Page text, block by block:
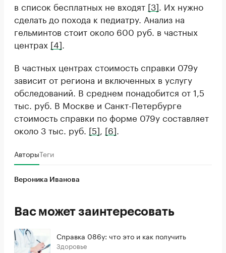
в список бесплатных не входят [3] . Их нужно
сделать до похода к педиатру. Анализ на
гельминтов стоит около 600 руб. в частных
центрах [4]
В частных центрах стоимость справки 079у
зависит от региона и включенных в услугу
обследований. В среднем понадобится от 1,5
тыс. руб. В Москве и Санкт-Петербурге
стоимость справки по форме 079у составляет
около 3 тыс. руб. [5] [6]
АвторыТеги
Вероника Иванова
Вас может заинтересовать
Справка 086у: что это и как получить
Здоровье